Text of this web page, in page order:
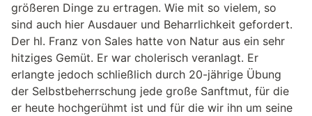
größeren Dinge zu ertragen. Wie mit so vielem, so
sind auch hier Ausdauer und Beharrlichkeit gefordert.
Der hl. Franz von Sales hatte von Natur aus ein sehr
hitziges Gemüt. Er war cholerisch veranlagt. Er
erlangte jedoch schließlich durch 20-jährige Übung
der Selbstbeherrschung jede große Sanftmut, für die
er heute hochgerühmt ist und für die wir ihn um seine